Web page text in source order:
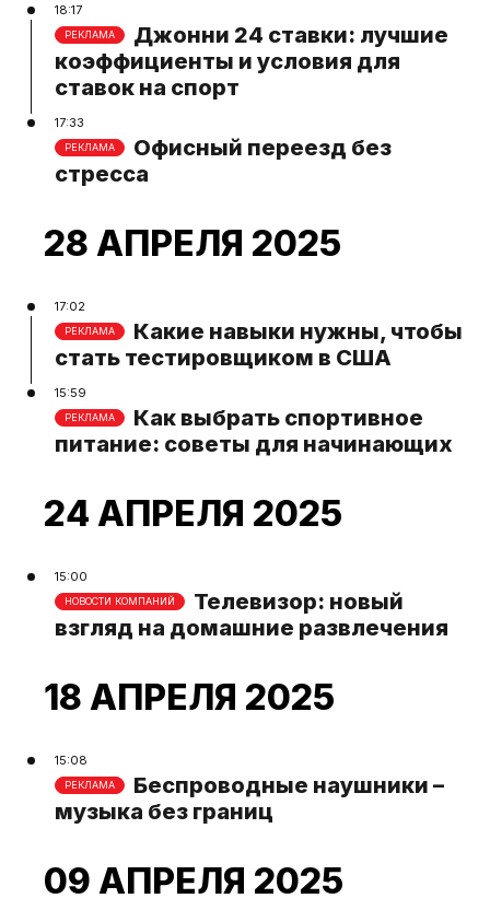
18:17
РЕКЛАМА
Джонни 24 ставки: лучшие
коэффициенты и условия для
ставок на спорт
17:33
РЕКЛАМА
Офисный переезд без
стресса
28 АПРЕЛЯ 2025
17:02
РЕКЛАМА
Какие навыки нужны, чтобы
стать тестировщиком в США
15:59
РЕКЛАМА
Как выбрать спортивное
питание: советы для начинающих
24 АПРЕЛЯ 2025
15:00
НОВОСТИ КОМПАНИЙ
Телевизор: новый
взгляд на домашние развлечения
18 АПРЕЛЯ 2025
15:08
РЕКЛАМА
Беспроводные наушники –
музыка без границ
09 АПРЕЛЯ 2025